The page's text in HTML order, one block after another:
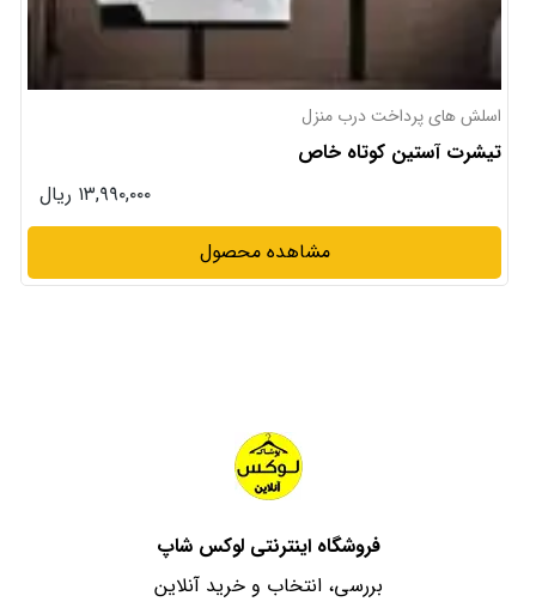
اسلش های پرداخت درب منزل
تیشرت آستین کوتاه خاص
۱۳,۹۹۰,۰۰۰ ریال
مشاهده محصول
فروشگاه اینترنتی لوکس شاپ
بررسی، انتخاب و خرید آنلاین